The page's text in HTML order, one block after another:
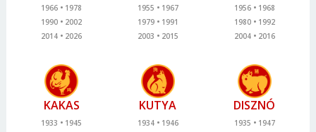
1966
1978
1990
2002
2014
2026
1955
1967
1979
1991
2003
2015
1956
1968
1980
1992
2004
2016
KAKAS
1933
1945
KUTYA
1934
1946
DISZNÓ
1935
1947